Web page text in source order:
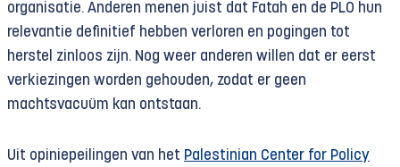
organisatie. Anderen menen juist dat Fatah en de PLO hun
relevantie definitief hebben verloren en pogingen tot
herstel zinloos zijn. Nog weer anderen willen dat er eerst
verkiezingen worden gehouden, zodat er geen
machtsvacuüm kan ontstaan.
Uit opiniepeilingen van het Palestinian Center for Policy